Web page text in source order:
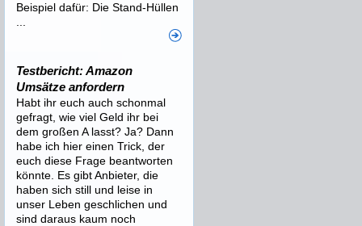
Beispiel dafür: Die Stand-Hüllen
Testbericht: Amazon
Umsätze anfordern
Habt ihr euch auch schonmal
gefragt, wie viel Geld ihr bei
dem großen A lasst? Ja? Dann
habe ich hier einen Trick, der
euch diese Frage beantworten
könnte. Es gibt Anbieter, die
haben sich still und leise in
unser Leben geschlichen und
sind daraus kaum noch